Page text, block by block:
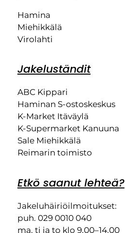
Hamina
Miehikkälä
Virolahti
Jakeluständit
ABC Kippari
Haminan S-ostoskeskus
K-Market Itäväylä
K-Supermarket Kanuuna
Sale Miehikkälä
Reimarin toimisto
Etkö saanut lehteä?
Jakeluhäiriöilmoitukset:
puh. 029 0010 040
ma, ti ja to klo 9.00–14.00